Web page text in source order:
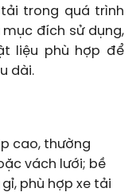
trong quá trình
mục đích sử dụng,
liệu phù hợp để
dài.
cao, thường
vách lưới; bề
phù hợp xe tải